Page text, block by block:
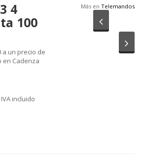
Más en Telemandos
Anterior
4
100
a un precio de
en Cadenza
IVA incluido